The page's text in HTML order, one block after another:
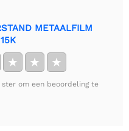
METAALFILM
★ ★ ★
om een beoordeling te